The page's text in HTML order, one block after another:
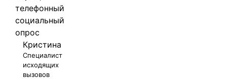
Кристина
Специалист
исходящих
вызовов